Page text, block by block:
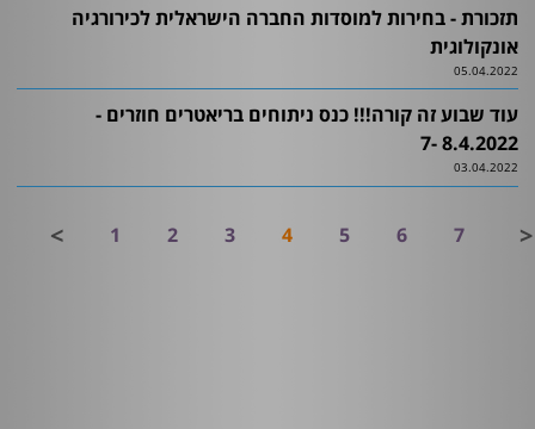
תזכורת - בחירות למוסדות החברה הישראלית לכירורגיה
אונקולוגית
05.04.2022
עוד שבוע זה קורה!!! כנס ניתוחים בריאטרים חוזרים -
8.4.2022 -7
03.04.2022
< 1 2 3 4 5 6 7 >